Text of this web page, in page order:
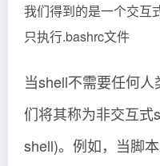
我们得到的是一个交互
只执行.bashrc文件
当shell不需要任何
们将其称为非交互
shell)。例如，当脚